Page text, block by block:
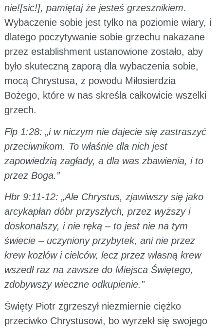
nie![sic!], pamiętaj że jesteś grzesznikiem.
Wybaczenie sobie jest tylko na poziomie wiary, i
dlatego poczytywanie sobie grzechu nakazane
przez establishment ustanowione zostało, aby
było skuteczną zaporą dla wybaczenia sobie,
mocą Chrystusa, z powodu Miłosierdzia
Bożego, które w nas skreśla całkowicie wszelki
grzech.
Flp 1:28: „i w niczym nie dajecie się zastraszyć
przeciwnikom. To właśnie dla nich jest
zapowiedzią zagłady, a dla was zbawienia, i to
przez Boga.”
Hbr 9:11-12: „Ale Chrystus, zjawiwszy się jako
arcykapłan dóbr przyszłych, przez wyższy i
doskonalszy, i nie ręką – to jest nie na tym
świecie – uczyniony przybytek, ani nie przez
krew kozłów i cielców, lecz przez własną krew
wszedł raz na zawsze do Miejsca Świętego,
zdobywszy wieczne odkupienie.”
Święty Piotr zgrzeszył niezmiernie ciężko
przeciwko Chrystusowi, bo wyrzekł się swojego